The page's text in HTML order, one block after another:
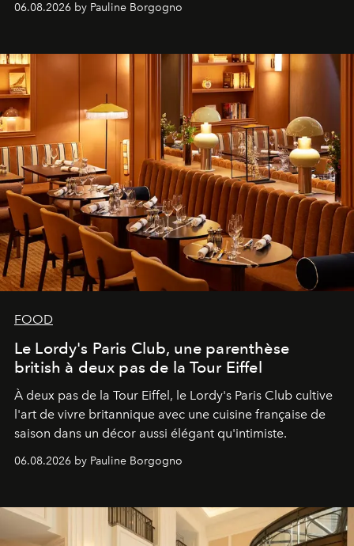
06.08.2026 by Pauline Borgogno
FOOD
Le Lordy's Paris Club, une parenthèse
british à deux pas de la Tour Eiffel
À deux pas de la Tour Eiffel, le Lordy's Paris Club cultive
l'art de vivre britannique avec une cuisine française de
saison dans un décor aussi élégant qu'intimiste.
06.08.2026 by Pauline Borgogno